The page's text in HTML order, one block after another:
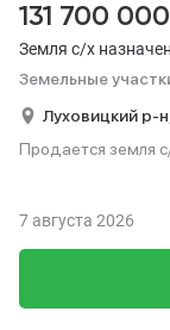
Земля с/х
Земельные
131 700 000
Луховицкий р-н,
Продается земля
7 августа 2026